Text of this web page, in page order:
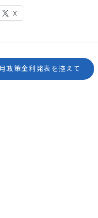
X
政策金利発表を控えて